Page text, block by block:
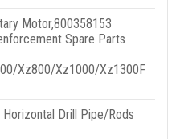
Motor,800358153
Spare Parts
Xz800/Xz1000/Xz1300F
Horizontal Drill Pipe/Rods